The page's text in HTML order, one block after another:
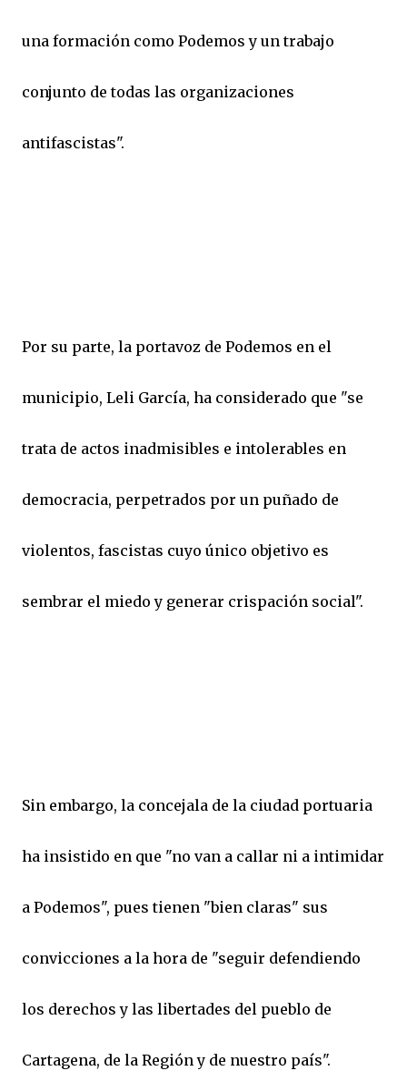
una formación como Podemos y un trabajo
conjunto de todas las organizaciones
antifascistas".
Por su parte, la portavoz de Podemos en el
municipio, Leli García, ha considerado que "se
trata de actos inadmisibles e intolerables en
democracia, perpetrados por un puñado de
violentos, fascistas cuyo único objetivo es
sembrar el miedo y generar crispación social".
Sin embargo, la concejala de la ciudad portuaria
ha insistido en que "no van a callar ni a intimidar
a Podemos", pues tienen "bien claras" sus
convicciones a la hora de "seguir defendiendo
los derechos y las libertades del pueblo de
Cartagena, de la Región y de nuestro país".